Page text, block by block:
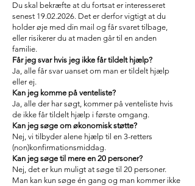
Du skal bekræfte at du fortsat er interesseret
senest 19.02.2026. Det er derfor vigtigt at du
holder øje med din mail og får svaret tilbage,
eller risikerer du at maden går til en anden
familie.
Får jeg svar hvis jeg ikke får tildelt hjælp?
Ja, alle får svar uanset om man er tildelt hjælp
eller ej.
Kan jeg komme på venteliste?
Ja, alle der har søgt, kommer på venteliste hvis
de ikke får tildelt hjælp i første omgang.
Kan jeg søge om økonomisk støtte?
Nej, vi tilbyder alene hjælp til en 3-retters
(non)konfirmationsmiddag.
Kan jeg søge til mere en 20 personer?
Nej, det er kun muligt at søge til 20 personer.
Man kan kun søge én gang og man kommer ikke